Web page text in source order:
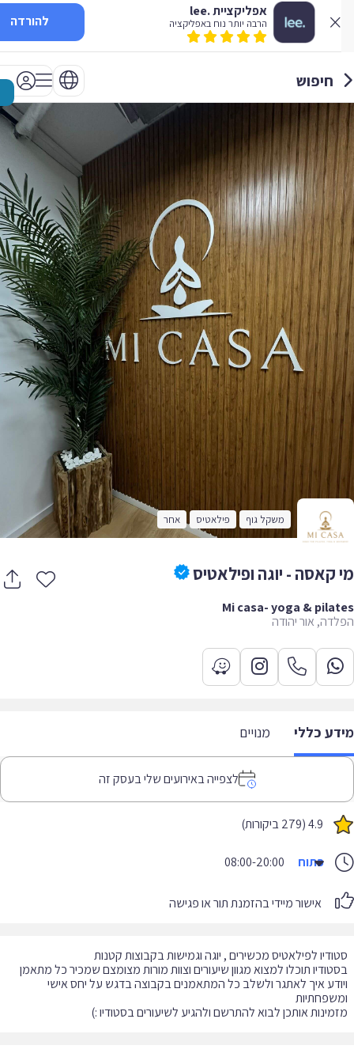
אפליקציית .lee
הרבה יותר נוח באפליקציה להורדה
חיפוש
משקל גוף פילאטיס אחר
קאסה - יוגה ופילאטיס
Mi casa- yoga &
אור יהודה
כללי מנויים
לצפייה באירועים שלי בעסק זה
4.9 (279 ביקורות)
פתוח 08:00-20:00
אישור מיידי בהזמנת תור או פגישה
תוכלו למצוא מגוון שיעורים וצוות מורות מצומצם שמכיר כל מתאמן
איך לאתגר ולשלב כל המתאמנים בקבוצה בדגש על יחס אישי
אותכן לבוא להתרשם ולהגיע לשיעורים בסטודיו :)